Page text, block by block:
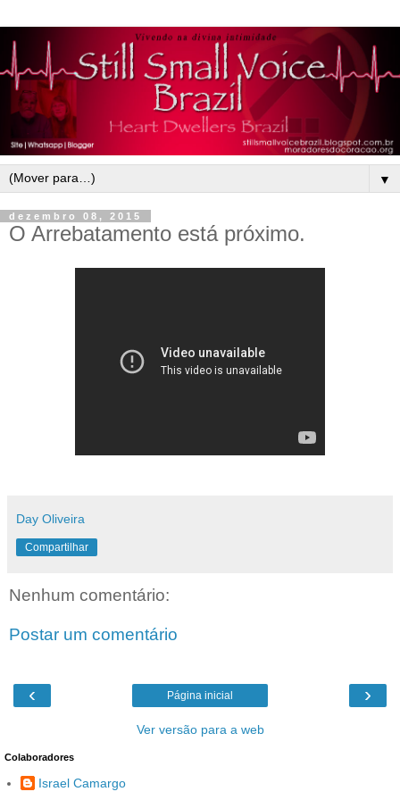
▼
dezembro 08, 2015
O Arrebatamento está próximo.
Day Oliveira
Compartilhar
Nenhum comentário:
Postar um comentário
‹ ›
Página inicial
Ver versão para a web
Colaboradores
Israel Camargo